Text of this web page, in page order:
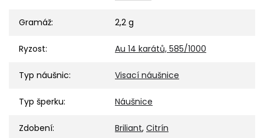
Gramáž: 2,2 g
Ryzost: Au 14 karátů, 585/1000
Typ náušnic: Visací náušnice
Typ šperku: Náušnice
Zdobení: Briliant, Citrín